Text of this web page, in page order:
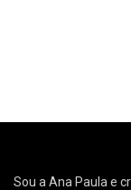
Sou a Ana Paula e